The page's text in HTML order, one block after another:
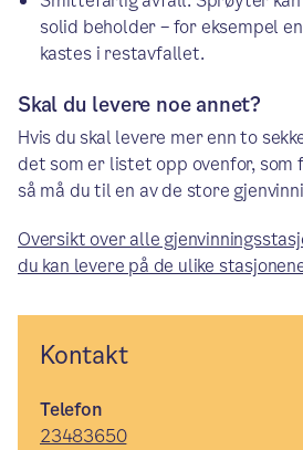
solid beholder – for eksempel
kastes i restavfallet.
Skal du levere noe annet?
Hvis du skal levere mer enn to
det som er listet opp ovenfor, som
så må du til en av de store
Oversikt over alle
du kan levere på de ulike
Kontakt
Telefon
23483650